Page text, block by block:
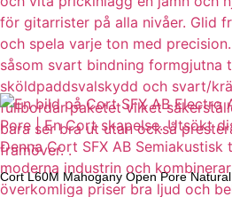
Cort L60M Mahogany Open Pore Natural